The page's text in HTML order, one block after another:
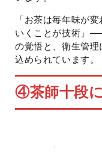
「お茶は毎年味が
いくことが技術」
の覚悟と、衛生管理
込められています。
④茶師十段